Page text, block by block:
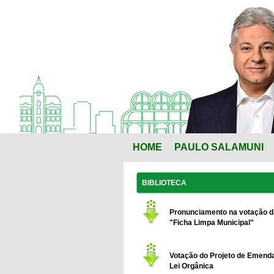
HOME PAULO SALAMUNI
BIBLIOTECA
Pronunciamento na votação
"Ficha Limpa Municipal"
Votação do Projeto de
Lei Orgânica